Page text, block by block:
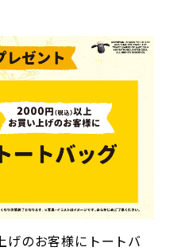
げのお客様にトートバ